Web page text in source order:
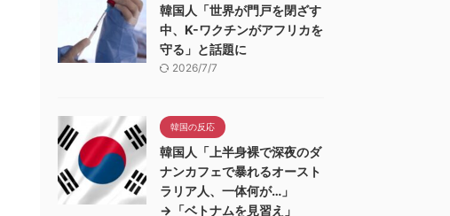
韓国人「世界が門戸を閉ざす
中、K-ワクチンがアフリカを
守る」と話題に
2026/7/7
韓国の反応
韓国人「上半身裸で深夜のダ
ナンカフェで暴れるオースト
ラリア人、一体何が…」
→「ベトナムを見習え」